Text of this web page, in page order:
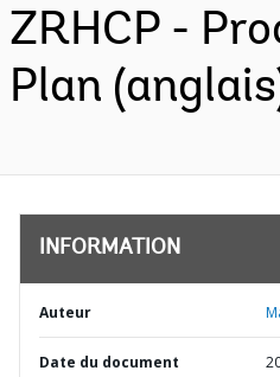
ZRHCP -
Plan
INFORMATION
Auteur
Date du document